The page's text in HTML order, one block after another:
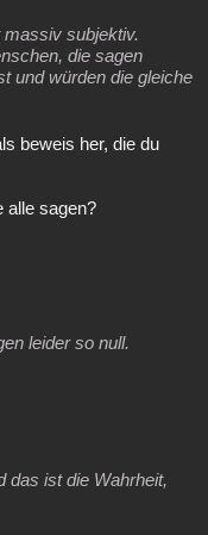
subjektiv.
die sagen
und würden die gleiche
beweis her, die du
alle sagen?
leider so null.
das ist die Wahrheit,